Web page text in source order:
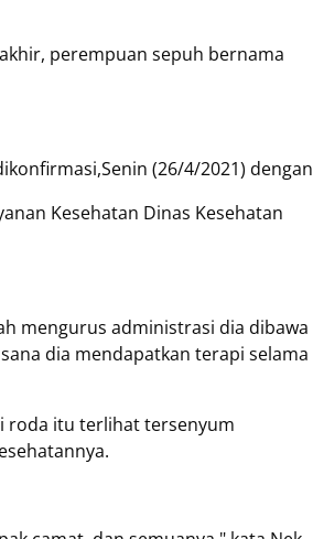
perempuan sepuh bernama
(26/4/2021) dengan
Kesehatan Dinas Kesehatan
mengurus administrasi dia dibawa
dia mendapatkan terapi selama
roda itu terlihat tersenyum